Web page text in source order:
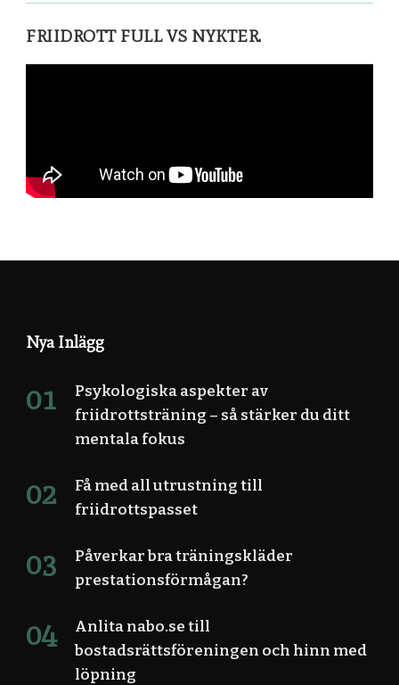
FRIIDROTT FULL VS NYKTER.
Nya Inlägg
Psykologiska aspekter av
friidrottsträning – så stärker du ditt
mentala fokus
Få med all utrustning till
friidrottspasset
Påverkar bra träningskläder
prestationsförmågan?
Anlita nabo.se till
bostadsrättsföreningen och hinn med
löpning